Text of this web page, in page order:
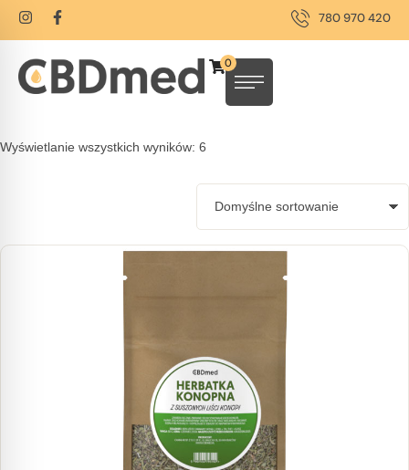
780 970 420
0
Wyświetlanie wszystkich wyników: 6